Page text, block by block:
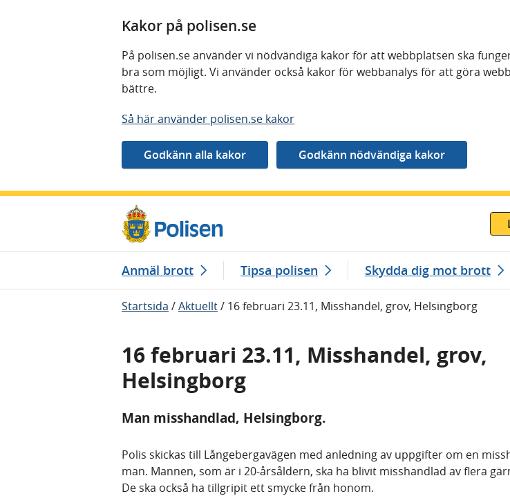
Kakor på polisen.se
På polisen.se använder vi nödvändiga kakor för att webbplatsen ska
bra som möjligt. Vi använder också kakor för webbanalys för att göra
bättre.
Så här använder polisen.se kakor
Anmäl brott Tipsa polisen Skydda dig mot brott
Startsida /Aktuellt/ 16 februari 23.11, Misshandel, grov, Helsingborg
16 februari 23.11, Misshandel, grov,
Helsingborg
Man misshandlad, Helsingborg.
Polis skickas till Långebergavägen med anledning av uppgifter om en
man. Mannen, som är i 20-årsåldern, ska ha blivit misshandlad av flera
De ska också ha tillgripit ett smycke från honom.